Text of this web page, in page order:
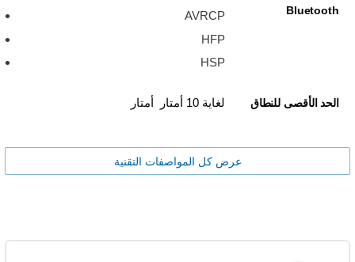
Bluetooth
AVRCP
HFP
HSP
الحد الأقصى للنطاق لغاية 10 أمتار أمتار
عرض كل المواصفات التقنية